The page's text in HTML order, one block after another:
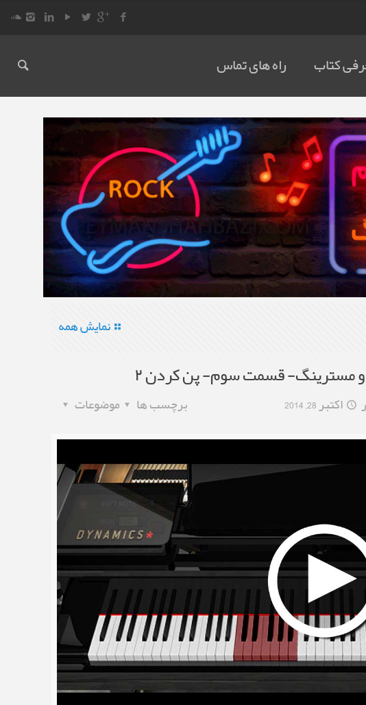
کتاب راه های تماس
نمایش همه
مسترینگ- قسمت سوم- پن کردن ۲
اکتبر 28, 2014 موضوعات برچسب ها